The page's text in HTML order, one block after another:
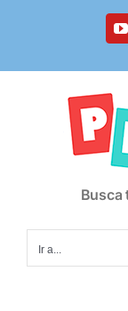
Busca
Ir a...